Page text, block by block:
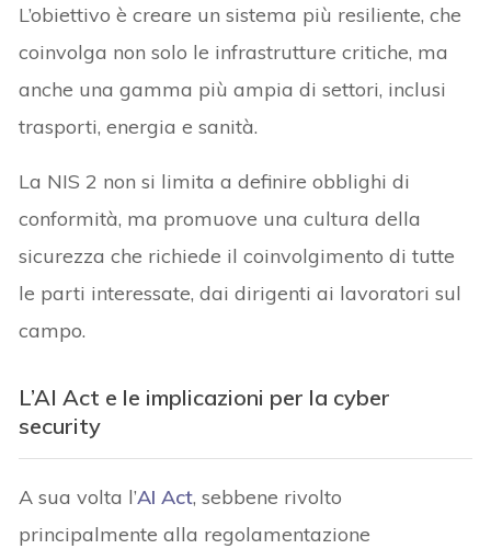
L’obiettivo è creare un sistema più resiliente, che
coinvolga non solo le infrastrutture critiche, ma
anche una gamma più ampia di settori, inclusi
trasporti, energia e sanità.
La NIS 2 non si limita a definire obblighi di
conformità, ma promuove una cultura della
sicurezza che richiede il coinvolgimento di tutte
le parti interessate, dai dirigenti ai lavoratori sul
campo.
L’AI Act e le implicazioni per la cyber
security
A sua volta l’AI Act, sebbene rivolto
principalmente alla regolamentazione